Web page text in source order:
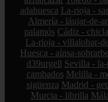
adahuesca La-rioja -
Almería - láujar-de-
palamós Cádiz -
La-rioja - villalobar-
Huesca - aínsa-sobrarbe
d39urgell Sevilla -
cambados Melilla -
sigüenza Madrid -
Murcia - librilla